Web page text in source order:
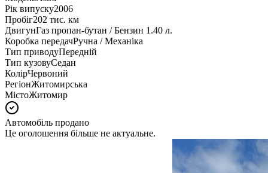
Рік випуску2006
Пробіг202 тис. км
ДвигунГаз пропан-бутан / Бензин 1.40 л.
Коробка передачРучна / Механіка
Тип приводуПередній
Тип кузовуСедан
КолірЧервоний
РегіонЖитомирська
МістоЖитомир
Автомобіль продано
Це оголошення більше не актуальне.